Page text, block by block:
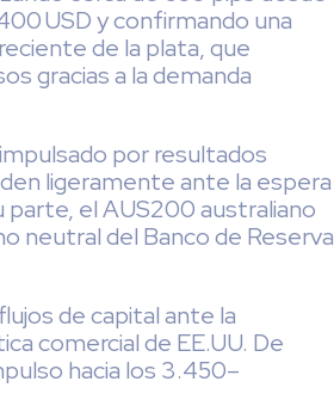
USD y confirmando una
de la plata, que
gracias a la demanda
por resultados
ligeramente ante la espera
parte, el AUS200 australiano
neutral del Banco de Reserva
de capital ante la
comercial de EE.UU. De
hacia los 3.450–